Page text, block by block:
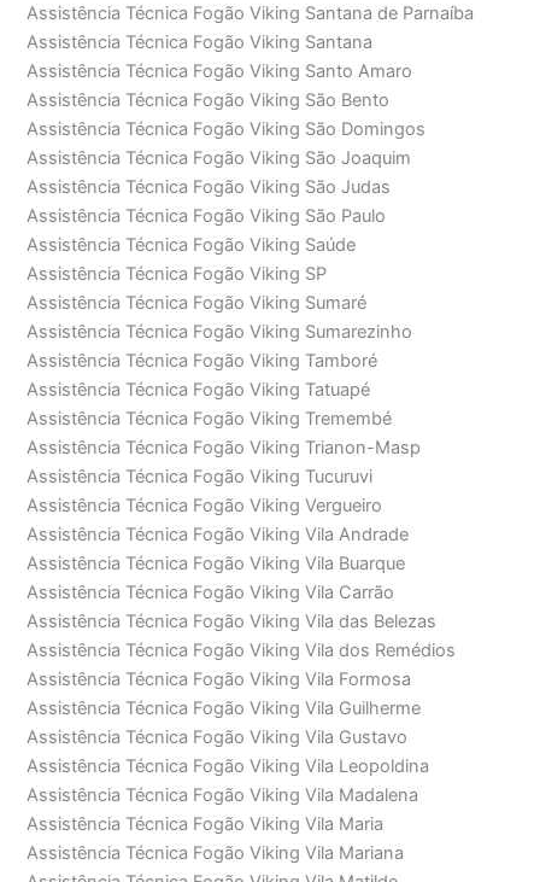
Assistência Técnica Fogão Viking Santana de Parnaíba
Assistência Técnica Fogão Viking Santana
Assistência Técnica Fogão Viking Santo Amaro
Assistência Técnica Fogão Viking São Bento
Assistência Técnica Fogão Viking São Domingos
Assistência Técnica Fogão Viking São Joaquim
Assistência Técnica Fogão Viking São Judas
Assistência Técnica Fogão Viking São Paulo
Assistência Técnica Fogão Viking Saúde
Assistência Técnica Fogão Viking SP
Assistência Técnica Fogão Viking Sumaré
Assistência Técnica Fogão Viking Sumarezinho
Assistência Técnica Fogão Viking Tamboré
Assistência Técnica Fogão Viking Tatuapé
Assistência Técnica Fogão Viking Tremembé
Assistência Técnica Fogão Viking Trianon-Masp
Assistência Técnica Fogão Viking Tucuruvi
Assistência Técnica Fogão Viking Vergueiro
Assistência Técnica Fogão Viking Vila Andrade
Assistência Técnica Fogão Viking Vila Buarque
Assistência Técnica Fogão Viking Vila Carrão
Assistência Técnica Fogão Viking Vila das Belezas
Assistência Técnica Fogão Viking Vila dos Remédios
Assistência Técnica Fogão Viking Vila Formosa
Assistência Técnica Fogão Viking Vila Guilherme
Assistência Técnica Fogão Viking Vila Gustavo
Assistência Técnica Fogão Viking Vila Leopoldina
Assistência Técnica Fogão Viking Vila Madalena
Assistência Técnica Fogão Viking Vila Maria
Assistência Técnica Fogão Viking Vila Mariana